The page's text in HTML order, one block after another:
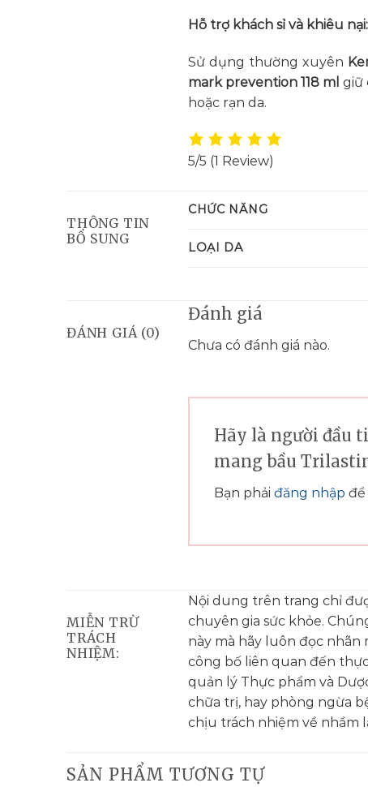
Hỗ trợ khách sỉ và khiêu nại:
Sử dụng thường xuyên
mark prevention 118 mlgiữ
hoặc rạn da.
5/5 (1 Review)
THÔNG TIN
BỔ SUNG
CHỨC NĂNG
LOẠI DA
ĐÁNH GIÁ (0)
Đánh giá
Chưa có đánh giá nào.
Hãy là người đầu
mang bầu
Bạn phải đăng nhập để
MIỄN TRỪ
TRÁCH
NHIỆM:
Nội dung trên trang chỉ
chuyên gia sức khỏe.
này mà hãy luôn đọc nhãn
công bố liên quan đến
quản lý Thực phẩm và
chữa trị, hay phòng ngừa
chịu trách nhiệm về nhầm
SẢN PHẨM TƯƠNG TỰ